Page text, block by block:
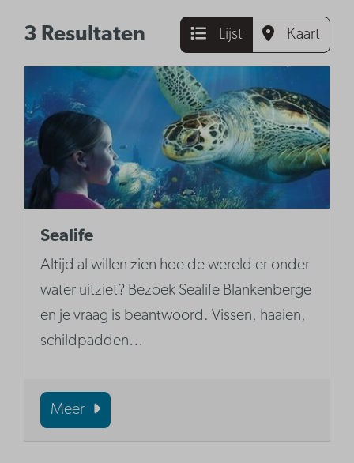
3 Resultaten Lijst Kaart
Sealife
Altijd al willen zien hoe de wereld er onder
water uitziet? Bezoek Sealife Blankenberge
en je vraag is beantwoord. Vissen, haaien,
schildpadden…
Meer